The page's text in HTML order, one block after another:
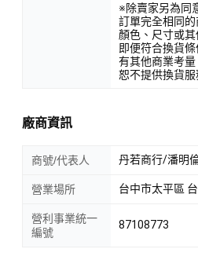
※除賣家另為同
訂單完全相同
顏色、尺寸或其
即便符合換貨
有其他商業考量
恕不提供換貨服
廠商資訊
商號/代表人 丹若商行/潘明
營業場所 台中市太平區
營利事業統一
編號
87108773